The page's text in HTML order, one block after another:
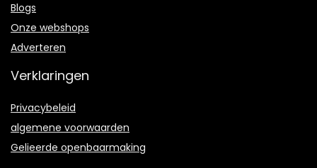
Blogs
Onze webshops
Adverteren
Verklaringen
Privacybeleid
algemene voorwaarden
Gelieerde openbaarmaking